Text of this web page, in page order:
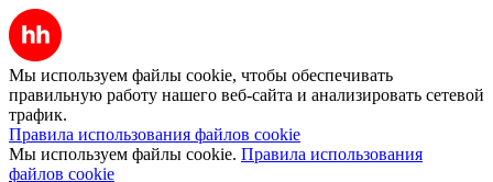
Мы используем файлы cookie, чтобы обеспечивать
правильную работу нашего веб-сайта и анализировать сетевой
трафик.
Правила использования файлов cookie
Мы используем файлы cookie. Правила использования
файлов cookie